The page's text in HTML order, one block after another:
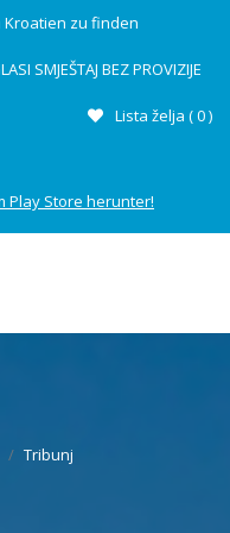
zu finden
SMJEŠTAJ BEZ PROVIZIJE
Lista želja (0)
Play Store herunter!
Tribunj